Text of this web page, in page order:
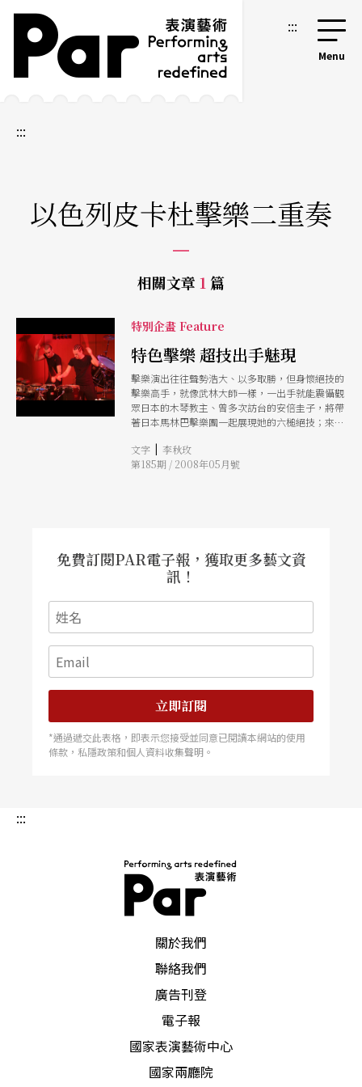
跳到主要內容區塊
網站導覽 :::
:::
以色列皮卡杜擊樂二重奏
相關文章 1 篇
特別企畫 Feature
特色擊樂 超技出手魅現
擊樂演出往往聲勢浩大、以多取勝，但身懷絕技的
擊樂高手，就像武林大師一樣，一出手就能震懾觀
眾日本的木琴教主、曾多次訪台的安倍圭子，將帶
著日本馬林巴擊樂團一起展現她的六槌絕技；來自
服台灣樂迷的心！
文字 | 李秋玫
第185期 / 2008年05月號
免費訂閱PAR電子報，獲取更多藝文資
訊！
立即訂閱
*通過遞交此表格，即表示您接受並同意已閱讀本網站的使用
條款，私隱政策和個人資料收集聲明。
:::
關於我們
聯絡我們
廣告刊登
電子報
國家表演藝術中心
國家兩廳院